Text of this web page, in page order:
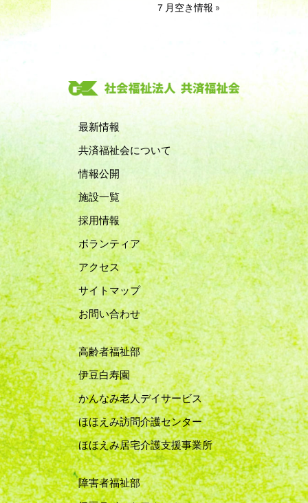
７月空き情報 »
最新情報
共済福祉会について
情報公開
施設一覧
採用情報
ボランティア
アクセス
サイトマップ
お問い合わせ
高齢者福祉部
伊豆白寿園
かんなみ老人デイサービス
ほほえみ訪問介護センター
ほほえみ居宅介護支援事業所
障害者福祉部